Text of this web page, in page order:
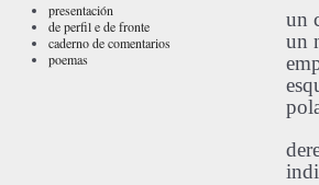
presentación
de perfil e de fronte
caderno de comentarios
poemas
un
un